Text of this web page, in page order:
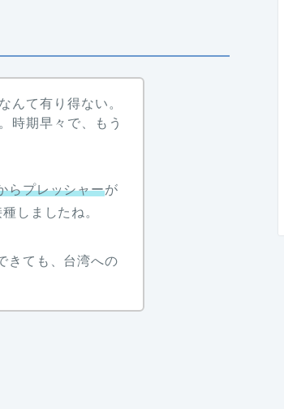
んて有り得ない。
時期早々で、もう
らプレッシャーが
しましたね。
きても、台湾への